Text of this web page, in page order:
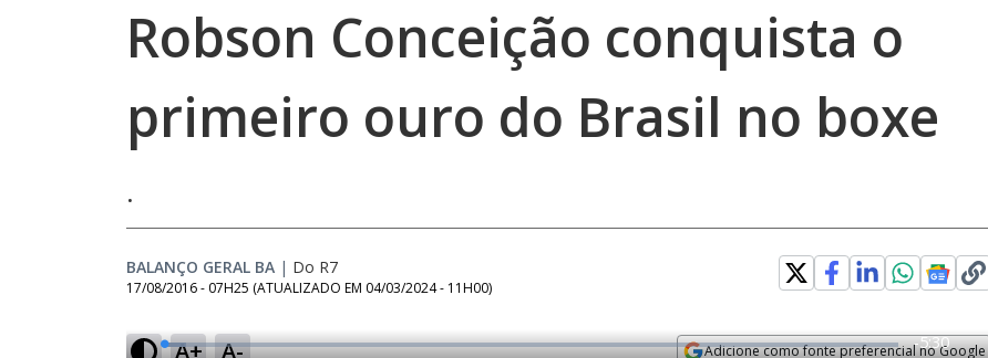
Robson Conceição conquista o
primeiro ouro do Brasil no boxe
.
BALANÇO GERAL BA | Do R7
17/08/2016 - 07H25 (ATUALIZADO EM 04/03/2024 - 11H00)
A+ A- Adicione como fonte preferencial no Google
L
R
-5:30